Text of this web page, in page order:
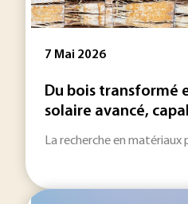
7 Mai 2026
Du bois transformé
solaire avancé,
La recherche en matériaux